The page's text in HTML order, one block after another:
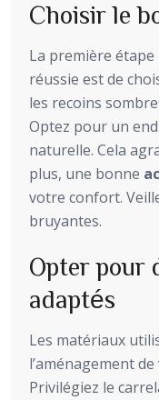
Choisir le
La première étape
réussie est de
les recoins
Optez pour un
naturelle. Cela
plus, une bonne
votre confort.
bruyantes.
Opter pour
adaptés
Les matériaux
l’aménagement
Privilégiez le